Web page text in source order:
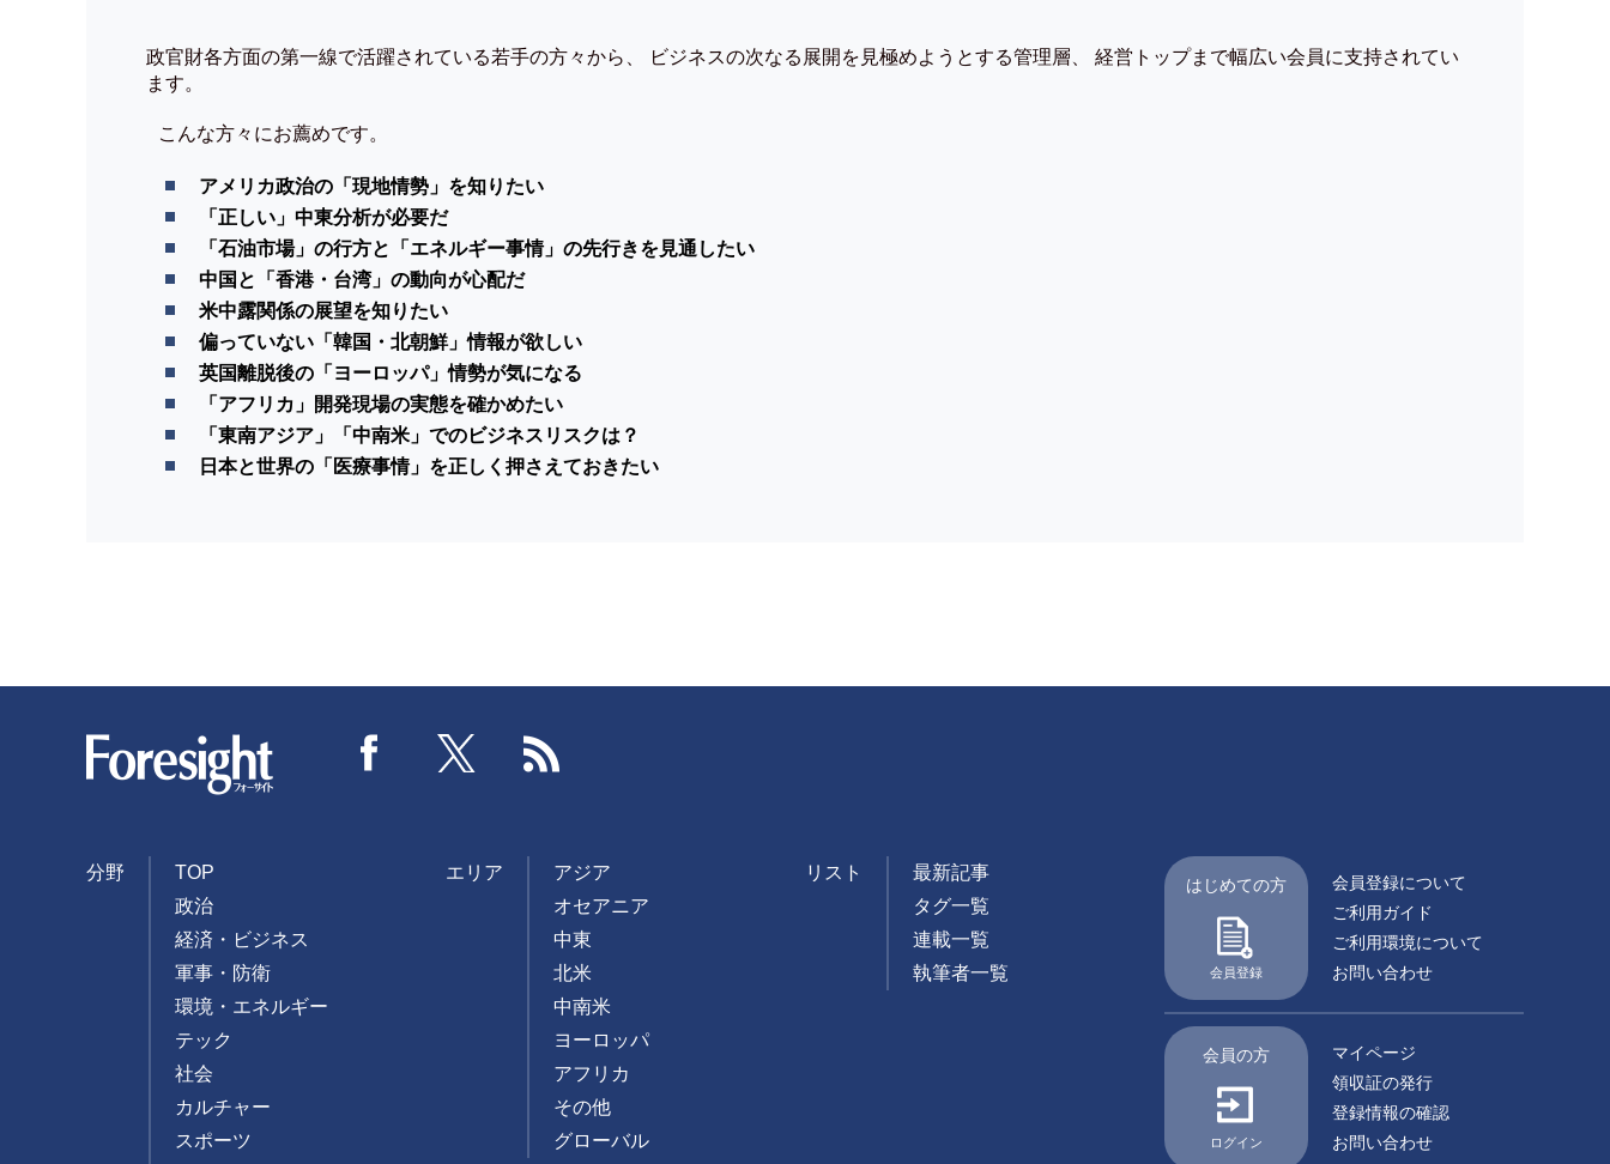
政官財各方面の第一線で活躍されている若手の方々から、 ビジネスの次なる展開を見極めようとする管理層、 経営トップまで幅広い会員に支持されてい
ます。
こんな方々にお薦めです。
アメリカ政治の「現地情勢」を知りたい
「正しい」中東分析が必要だ
「石油市場」の行方と「エネルギー事情」の先行きを見通したい
中国と「香港・台湾」の動向が心配だ
米中露関係の展望を知りたい
偏っていない「韓国・北朝鮮」情報が欲しい
英国離脱後の「ヨーロッパ」情勢が気になる
「アフリカ」開発現場の実態を確かめたい
「東南アジア」「中南米」でのビジネスリスクは？
日本と世界の「医療事情」を正しく押さえておきたい
Facebook Twitter
分野
TOP
政治
経済・ビジネス
軍事・防衛
環境・エネルギー
テック
社会
カルチャー
スポーツ
エリア
アジア
オセアニア
中東
北米
中南米
ヨーロッパ
アフリカ
その他
グローバル
リスト
最新記事
タグ一覧
連載一覧
執筆者一覧
はじめての方
会員登録
会員登録について
ご利用ガイド
ご利用環境について
お問い合わせ
会員の方
ログイン
マイページ
領収証の発行
登録情報の確認
お問い合わせ